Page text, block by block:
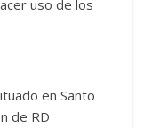
uso de los
en Santo
de RD